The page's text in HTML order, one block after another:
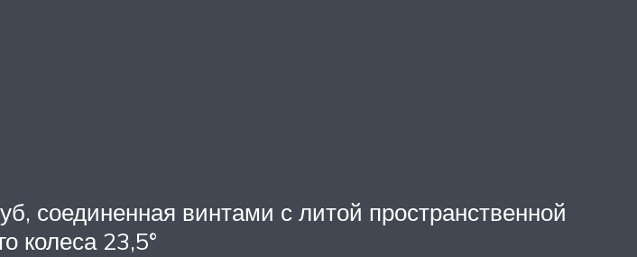
соединенная винтами с литой пространственной
колеса 23,5°